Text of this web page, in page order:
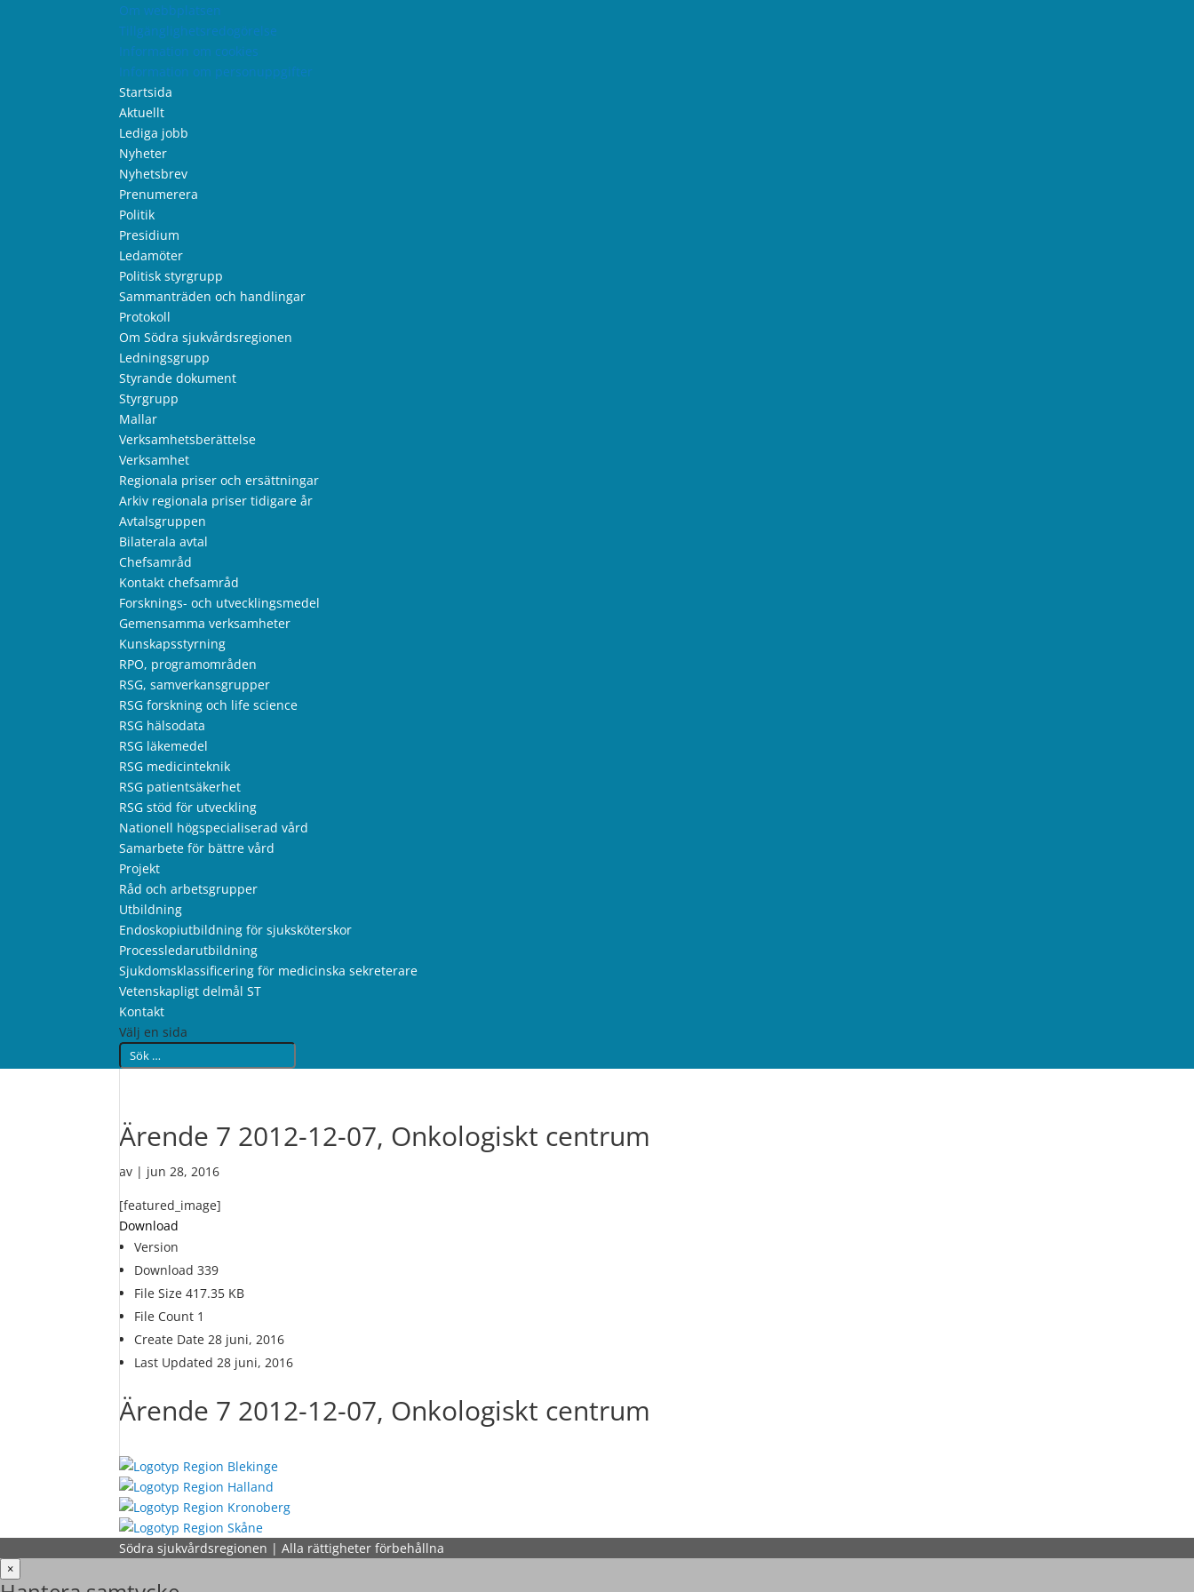
Om webbplatsen
Tillgänglighetsredogörelse
Information om cookies
Information om personuppgifter
Startsida
Aktuellt
Lediga jobb
Nyheter
Nyhetsbrev
Prenumerera
Politik
Presidium
Ledamöter
Politisk styrgrupp
Sammanträden och handlingar
Protokoll
Om Södra sjukvårdsregionen
Ledningsgrupp
Styrande dokument
Styrgrupp
Mallar
Verksamhetsberättelse
Verksamhet
Regionala priser och ersättningar
Arkiv regionala priser tidigare år
Avtalsgruppen
Bilaterala avtal
Chefsamråd
Kontakt chefsamråd
Forsknings- och utvecklingsmedel
Gemensamma verksamheter
Kunskapsstyrning
RPO, programområden
RSG, samverkansgrupper
RSG forskning och life science
RSG hälsodata
RSG läkemedel
RSG medicinteknik
RSG patientsäkerhet
RSG stöd för utveckling
Nationell högspecialiserad vård
Samarbete för bättre vård
Projekt
Råd och arbetsgrupper
Utbildning
Endoskopiutbildning för sjuksköterskor
Processledarutbildning
Sjukdomsklassificering för medicinska sekreterare
Vetenskapligt delmål ST
Kontakt
Välj en sida
Ärende 7 2012-12-07, Onkologiskt centrum
av | jun 28, 2016
[featured_image]
Download
Version
Download339
File Size417.35 KB
File Count 1
Create Date28 juni, 2016
Last Updated28 juni, 2016
Ärende 7 2012-12-07, Onkologiskt centrum
Södra sjukvårdsregionen | Alla rättigheter förbehållna
×